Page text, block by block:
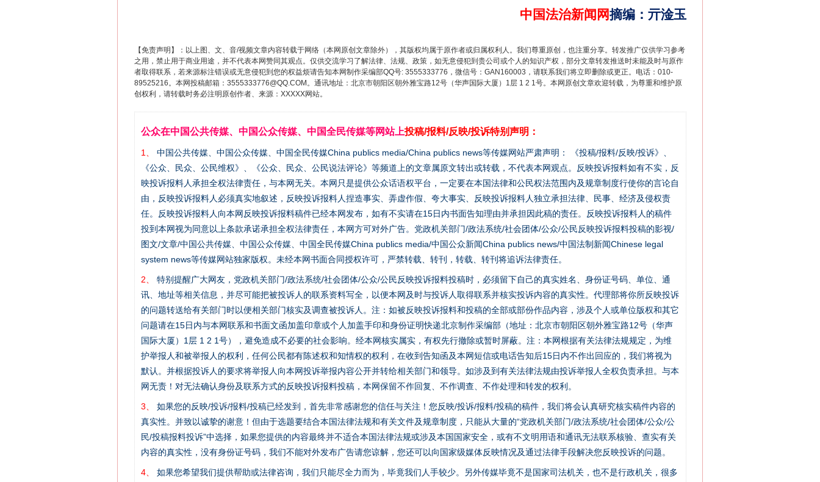
中国法治新闻网摘编 ： 亓淦玉
【免责声明】：以上图、文、音/视频文章内容转载于网络（本网原创文章除外），其版权均属于原作者或归属权利人。我们尊重原创，也注重分享。转发推广仅供学习参考
之用，禁止用于商业用途，并不代表本网赞同其观点。仅供交流学习了解法律、法规、政策，如无意侵犯到贵公司或个人的知识产权，部分文章转发推送时未能及时与原作
者取得联系，若来源标注错误或无意侵犯到您的权益烦请告知本网制作采编部QQ号: 3555333776，微信号：GAN160003，请联系我们将立即删除或更正。电话：010-
89525216。本网投稿邮箱：3555333776@QQ.COM。通讯地址：北京市朝阳区朝外雅宝路12号（华声国际大厦）1层 1 2 1号。本网原创文章欢迎转载，为尊重和维护原
创权利，请转载时务必注明原创作者、来源：XXXXX网站。
公众在中国公共传媒、中国公众传媒、中国全民传媒等网站上投稿/报料/反映/投诉特别声明：
1、
中国公共传媒、中国公众传媒、中国全民传媒China publics media/China publics news等传媒网站严肃声明： 《投稿/报料/反映/投诉》、
《公众、民众、公民维权》、《公众、民众、公民说法评论》等频道上的文章属原文转出或转载，不代表本网观点。反映投诉报料如有不实，反
映投诉报料人承担全权法律责任，与本网无关。本网只是提供公众话语权平台，一定要在本国法律和公民权法范围内及规章制度行使你的言论自
由，反映投诉报料人必须真实地叙述，反映投诉报料人捏造事实、弄虚作假、夸大事实、反映投诉报料人独立承担法律、民事、经济及侵权责
任。反映投诉报料人向本网反映投诉报料稿件已经本网发布，如有不实请在15日内书面告知理由并承担因此稿的责任。反映投诉报料人的稿件
投到本网视为同意以上条款承诺承担全权法律责任，本网方可对外广告。党政机关部门/政法系统/社会团体/公众/公民反映投诉报料投稿的影视/
图文/文章/中国公共传媒、中国公众传媒、中国全民传媒China publics media/中国公众新闻China publics news/中国法制新闻Chinese legal
system news等传媒网站独家版权。未经本网书面合同授权许可，严禁转载、转刊，转载、转刊将追诉法律责任。
2、
特别提醒广大网友，党政机关部门/政法系统/社会团体/公众/公民反映投诉报料投稿时，必须留下自己的真实姓名、身份证号码、单位、通
讯、地址等相关信息，并尽可能把被投诉人的联系资料写全，以便本网及时与投诉人取得联系并核实投诉内容的真实性。代理部将你所反映投诉
的问题转送给有关部门时以便相关部门核实及调查被投诉人。注：如被反映投诉报料和投稿的全部或部份作品内容，涉及个人或单位版权和其它
问题请在15日内与本网联系和书面文函加盖印章或个人加盖手印和身份证明快递北京制作采编部（地址：北京市朝阳区朝外雅宝路12号（华声
国际大厦）1层 1 2 1号），避免造成不必要的社会影响。经本网核实属实，有权先行撤除或暂时屏蔽。注：本网根据有关法律法规规定，为维
护举报人和被举报人的权利，任何公民都有陈述权和知情权的权利，在收到告知函及本网短信或电话告知后15日内不作出回应的，我们将视为
默认。并根据投诉人的要求将举报人向本网投诉举报内容公开并转给相关部门和领导。如涉及到有关法律法规由投诉举报人全权负责承担。与本
网无责！对无法确认身份及联系方式的反映投诉报料投稿，本网保留不作回复、不作调查、不作处理和转发的权利。
3、
如果您的反映/投诉/报料/投稿已经发到，首先非常感谢您的信任与关注！您反映/投诉/报料/投稿的稿件，我们将会认真研究核实稿件内容的
真实性。并致以诚挚的谢意！但由于选题要结合本国法律法规和有关文件及规章制度，只能从大量的“党政机关部门/政法系统/社会团体/公众/公
民/投稿报料投诉”中选择，如果您提供的内容最终并不适合本国法律法规或涉及本国国家安全，或有不文明用语和通讯无法联系核验、查实有关
内容的真实性，没有身份证号码，我们不能对外发布广告请您谅解，您还可以向国家级媒体反映情况及通过法律手段解决您反映投诉的问题。
4、
如果您希望我们提供帮助或法律咨询，我们只能尽全力而为，毕竟我们人手较少。另外传媒毕竟不是国家司法机关，也不是行政机关，很多